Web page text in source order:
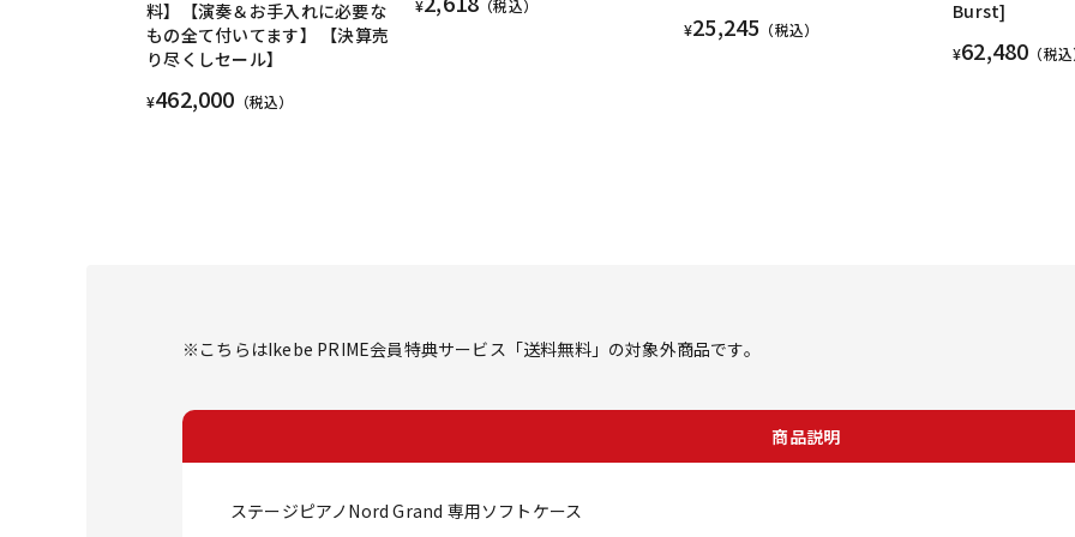
料】【演奏＆お手入れに必要な
もの全て付いてます】 【決算売
り尽くしセール】
¥462,000 （税込）
¥ （税込）
¥25,245 （税込）
Burst]
¥62,480 （税込
※こちらはIkebe PRIME会員特典サービス「送料無料」の対象外商品です。
商品説明
ステージピアノNord Grand 専用ソフトケース